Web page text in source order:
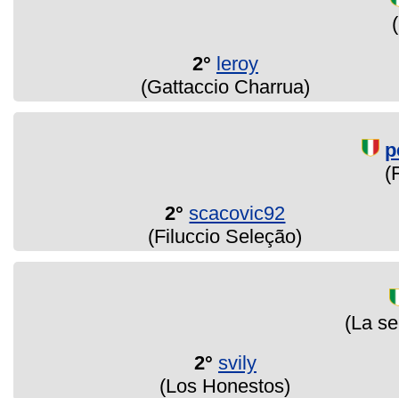
2° leroy
(Gattaccio Charrua)
2° scacovic92
(Filuccio Seleção)
(La
2° svily
(Los Honestos)